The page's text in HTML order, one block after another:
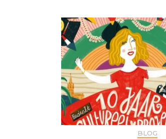
BLOG